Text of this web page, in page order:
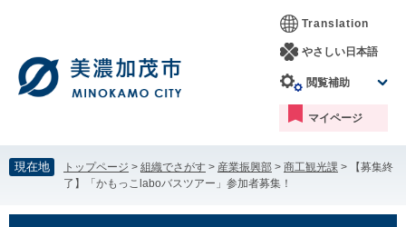
す。
し
て
本
へ
Translation
やさしい日本語
閲覧補助
マイページ
現在地 トップページ > 組織でさがす > 産業振興部 > 商工観光課 >
【募集終
了】「かもっこlaboバスツアー」参加者募集！